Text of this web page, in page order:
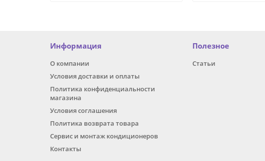
Информация
О компании
Условия доставки и оплаты
Политика конфиденциальности
магазина
Условия соглашения
Политика возврата товара
Сервис и монтаж кондиционеров
Контакты
Полезное
Статьи